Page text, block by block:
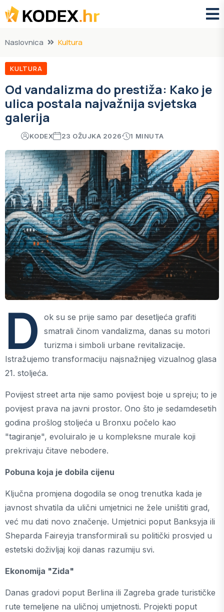
Naslovnica Kultura
KULTURA
Od vandalizma do prestiža: Kako je
ulica postala najvažnija svjetska
galerija
KODEX 23 OŽUJKA 2026 1 MINUTA
D
ok su se prije samo par desetljeća grafiti
smatrali činom vandalizma, danas su motori
turizma i simboli urbane revitalizacije.
Istražujemo transformaciju najsnažnijeg vizualnog glasa
21. stoljeća.
Povijest street arta nije samo povijest boje u spreju; to je
povijest prava na javni prostor. Ono što je sedamdesetih
godina prošlog stoljeća u Bronxu počelo kao
"tagiranje", evoluiralo je u kompleksne murale koji
prekrivaju čitave nebodere.
Pobuna koja je dobila cijenu
Ključna promjena dogodila se onog trenutka kada je
javnost shvatila da ulični umjetnici ne žele uništiti grad,
već mu dati novo značenje. Umjetnici poput Banksyja ili
Sheparda Faireyja transformirali su politički prosvjed u
estetski doživljaj koji danas razumiju svi.
Ekonomija "Zida"
Danas gradovi poput Berlina ili Zagreba grade turističke
rute temeljene na uličnoj umjetnosti. Projekti poput